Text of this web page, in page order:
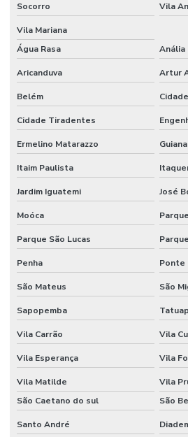
Forno mufla preço
Frasco bod
Frasco Erlenmeyer graduado
Frasco lavador de gases tipo drechsel
Frasco mariotte
Frasco mariotte com torneira
Frasco reagente graduado tampa azul
Frasco roux
Freezer para laboratório
Funil de separação laboratório
Funil de separação preço
Haste magnética
Haste magnética flexível
Homogeneizador tipo stomacher
Socorro Vila
Vila Mariana
Água Rasa
Anália
Aricanduva Artur
Belém
Cidade Tiradentes
Ermelino Matarazzo
Itaim Paulista
Jardim Iguatemi José
Moóca
Parque São Lucas
Penha Ponte
São Mateus São
Sapopemba
Vila Carrão Vila
Vila Esperança Vila
Vila Matilde
Vila
São Caetano do sul
São
Santo André